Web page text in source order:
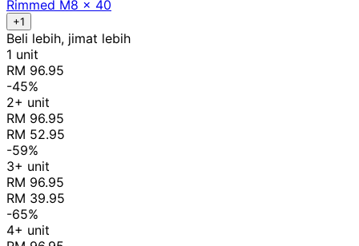
Rimmed M8 x 40
+1
Beli lebih, jimat lebih
1 unit
RM 96.95
-45%
2+ unit
RM 96.95
RM 52.95
-59%
3+ unit
RM 96.95
RM 39.95
-65%
4+ unit